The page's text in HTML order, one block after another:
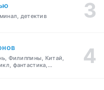
детектив
Филиппины, Китай,
фантастика,